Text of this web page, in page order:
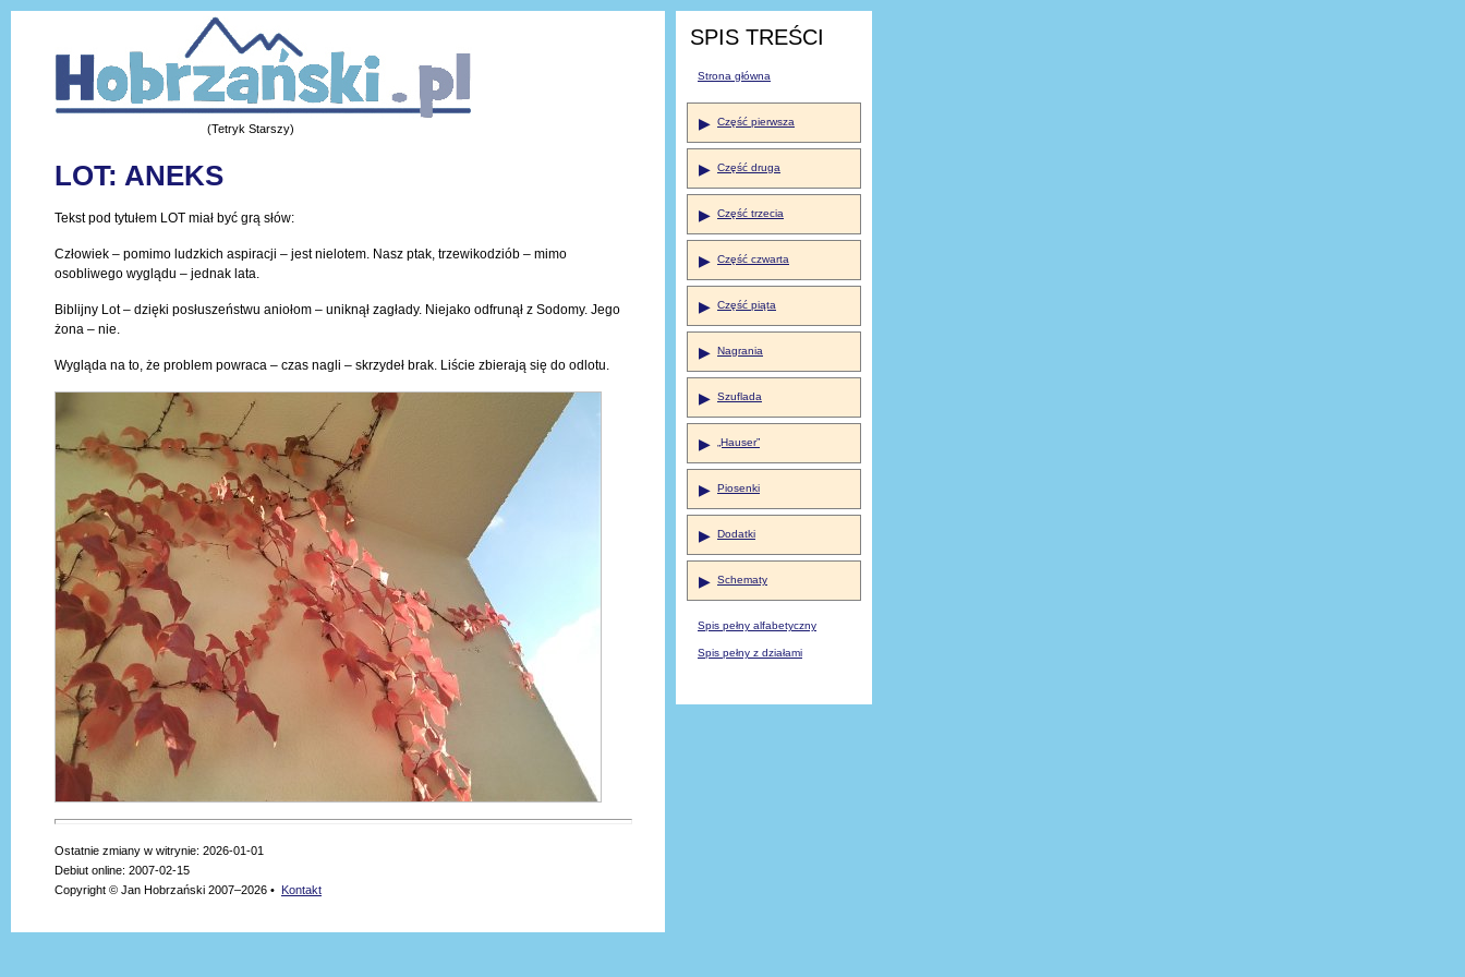
(Tetryk Starszy)
LOT: ANEKS
Tekst pod tytułem LOT miał być grą słów:
Człowiek – pomimo ludzkich aspiracji – jest nielotem. Nasz ptak, trzewikodziób – mimo
osobliwego wyglądu – jednak lata.
Biblijny Lot – dzięki posłuszeństwu aniołom – uniknął zagłady. Niejako odfrunął z Sodomy. Jego
żona – nie.
Wygląda na to, że problem powraca – czas nagli – skrzydeł brak. Liście zbierają się do odlotu.
Ostatnie zmiany w witrynie: 2026-01-01
Debiut online: 2007-02-15
Copyright © Jan Hobrzański 2007–2026 • Kontakt
SPIS TREŚCI
Strona główna
▶ Część pierwsza
▶ Część druga
▶ Część trzecia
▶ Część czwarta
▶ Część piąta
▶ Nagrania
▶ Szuflada
▶ „Hauser”
▶ Piosenki
▶ Dodatki
▶ Schematy
Spis pełny alfabetyczny
Spis pełny z działami